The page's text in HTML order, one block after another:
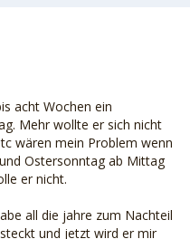
acht Wochen ein
Mehr wollte er sich nicht
wären mein Problem wenn
Ostersonntag ab Mittag
er nicht.
all die jahre zum Nachteil
und jetzt wird er mir